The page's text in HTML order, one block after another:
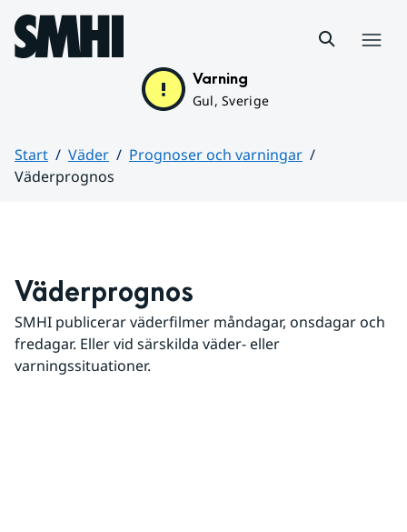
Hoppa till sidans innehåll
Varning
Gul, Sverige
Start Väder
Prognoser och varningar
Väderprognos
Väderprognos
SMHI publicerar väderfilmer måndagar, onsdagar och
fredagar. Eller vid särskilda väder- eller
varningssituationer.